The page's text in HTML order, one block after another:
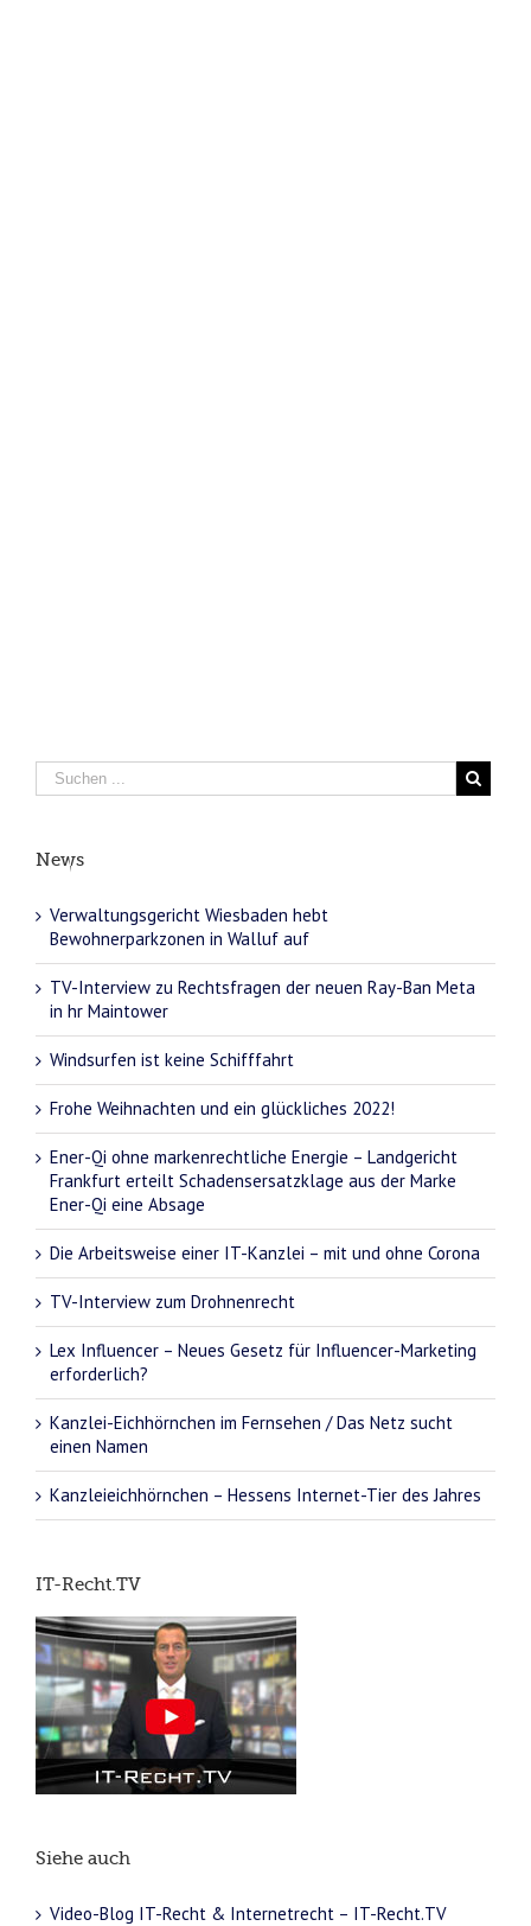
News
Verwaltungsgericht Wiesbaden hebt
Bewohnerparkzonen in Walluf auf
TV-Interview zu Rechtsfragen der neuen Ray-Ban Meta
in hr Maintower
Windsurfen ist keine Schifffahrt
Frohe Weihnachten und ein glückliches 2022!
Ener-Qi ohne markenrechtliche Energie – Landgericht
Frankfurt erteilt Schadensersatzklage aus der Marke
Ener-Qi eine Absage
Die Arbeitsweise einer IT-Kanzlei – mit und ohne Corona
TV-Interview zum Drohnenrecht
Lex Influencer – Neues Gesetz für Influencer-Marketing
erforderlich?
Kanzlei-Eichhörnchen im Fernsehen / Das Netz sucht
einen Namen
Kanzleieichhörnchen – Hessens Internet-Tier des Jahres
IT-Recht.TV
Siehe auch
Video-Blog IT-Recht & Internetrecht – IT-Recht.TV